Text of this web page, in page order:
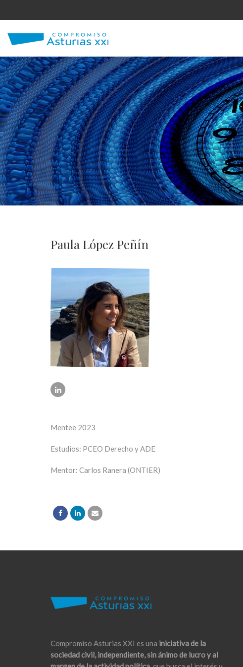
Paula López Peñín
Mentee 2023
Estudios: PCEO Derecho y ADE
Mentor: Carlos Ranera (ONTIER)
Compromiso Asturias XXI es una iniciativa de la
sociedad civil, independiente, sin ánimo de lucro y al